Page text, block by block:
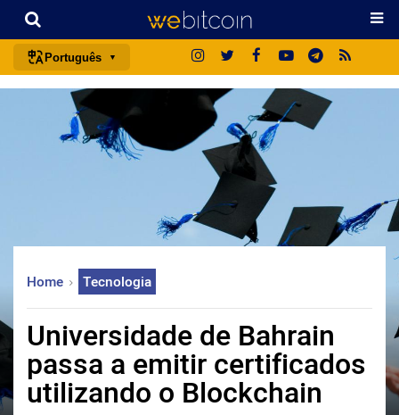
Português
português (BR)
english
español
中文
한국어
العربية
ไทย
Home Tecnologia
Universidade de Bahrain
passa a emitir certificados
utilizando o Blockchain